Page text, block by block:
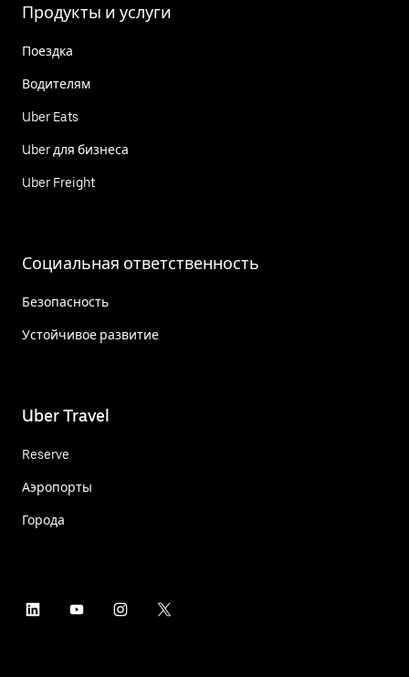
Продукты и услуги
Поездка
Водителям
Uber Eats
Uber для бизнеса
Uber Freight
Социальная ответственность
Безопасность
Устойчивое развитие
Uber Travel
Reserve
Аэропорты
Города